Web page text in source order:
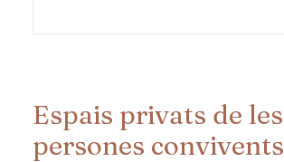
Espais privats de les
persones convivents